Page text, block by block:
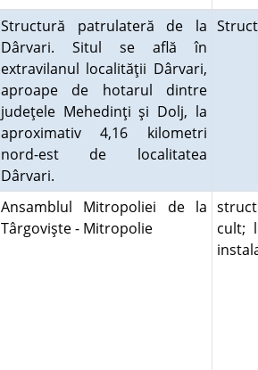
Structură patrulateră de la
Dârvari. Situl se află în
extravilanul localităţii Dârvari,
aproape de hotarul dintre
judeţele Mehedinţi şi Dolj, la
aproximativ 4,16 kilometri
nord-est de localitatea
Dârvari.
Ansamblul Mitropoliei de la
Târgovişte - Mitropolie
cult;